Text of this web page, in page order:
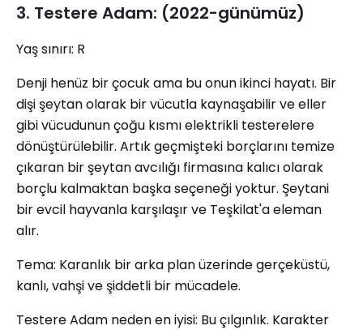
3. Testere Adam: (2022-günümüz)
Yaş sınırı: R
Denji henüz bir çocuk ama bu onun ikinci hayatı. Bir
dişi şeytan olarak bir vücutla kaynaşabilir ve eller
gibi vücudunun çoğu kısmı elektrikli testerelere
dönüştürülebilir. Artık geçmişteki borçlarını temize
çıkaran bir şeytan avcılığı firmasına kalıcı olarak
borçlu kalmaktan başka seçeneği yoktur. Şeytani
bir evcil hayvanla karşılaşır ve Teşkilat'a eleman
alır.
Tema: Karanlık bir arka plan üzerinde gerçeküstü,
kanlı, vahşi ve şiddetli bir mücadele.
Testere Adam neden en iyisi: Bu çılgınlık. Karakter